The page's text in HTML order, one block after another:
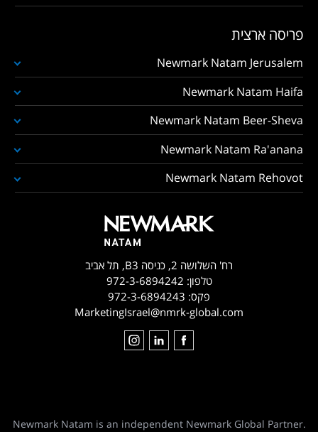
פריסה ארצית
Newmark Natam Jerusalem
Newmark Natam Haifa
Newmark Natam Beer-Sheva
Newmark Natam Ra'anana
Newmark Natam Rehovot
רח' השלושה 2, כניסה B3, תל אביב
טלפון: 972-3-6894242
פקס: 972-3-6894243
MarketingIsrael@nmrk-global.com
Newmark Natam is an independent Newmark Global Partner.